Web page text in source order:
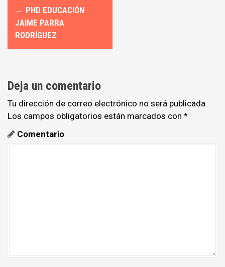
P
o
s
n
a
v
← PHD EDUCACIÓN
JAIME PARRA
RODRÍGUEZ
Deja un comentario
Tu dirección de correo electrónico no será publicada.
Los campos obligatorios están marcados con *
Comentario